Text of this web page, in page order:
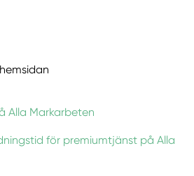
Alla Markarbeten
för premiumtjänst på Alla